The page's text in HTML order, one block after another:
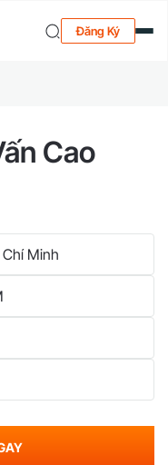
Đăng Ký
Cao
Minh